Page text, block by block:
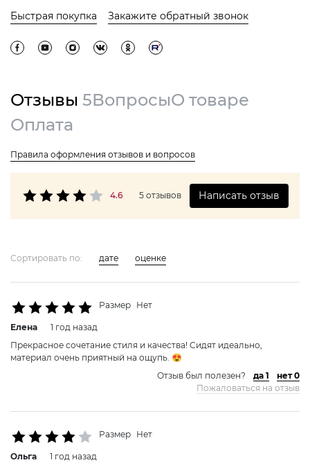
Быстрая покупка Закажите обратный звонок
Отзывы 5ВопросыО товаре
Оплата
Правила оформления отзывов и вопросов
4.6 5 отзывов Написать отзыв
Сортировать по: дате оценке
Размер Нет
Елена
1 год назад
Прекрасное сочетание стиля и качества! Сидят идеально,
материал очень приятный на ощупь. 😍
Отзыв был полезен?
да 1
нет 0
Пожаловаться на отзыв
Размер Нет
Ольга
1 год назад